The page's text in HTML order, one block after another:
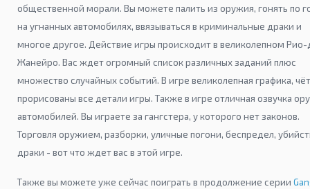
общественной морали. Вы можете палить из оружия, гонять по
на угнанных автомобилях, ввязываться в криминальные драки и
многое другое. Действие игры происходит в великолепном
Жанейро. Вас ждет огромный список различных заданий плюс
множество случайных событий. В игре великолепная графика,
прорисованы все детали игры. Также в игре отличная озвучка
автомобилей. Вы играете за гангстера, у которого нет законов.
Торговля оружием, разборки, уличные погони, беспредел,
драки - вот что ждет вас в этой игре.
Также вы можете уже сейчас поиграть в продолжение серии